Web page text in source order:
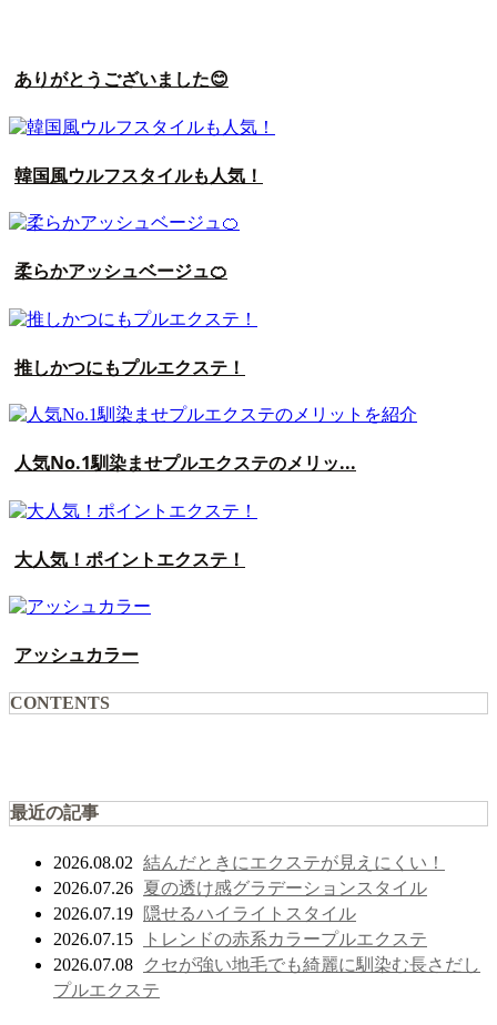
ありがとうございました😊
韓国風ウルフスタイルも人気！
柔らかアッシュベージュ🍊
推しかつにもプルエクステ！
人気No.1馴染ませプルエクステのメリッ...
大人気！ポイントエクステ！
アッシュカラー
CONTENTS
最近の記事
2026.08.02 結んだときにエクステが見えにくい！
2026.07.26 夏の透け感グラデーションスタイル
2026.07.19 隠せるハイライトスタイル
2026.07.15 トレンドの赤系カラープルエクステ
2026.07.08
クセが強い地毛でも綺麗に馴染む長さだし
プルエクステ